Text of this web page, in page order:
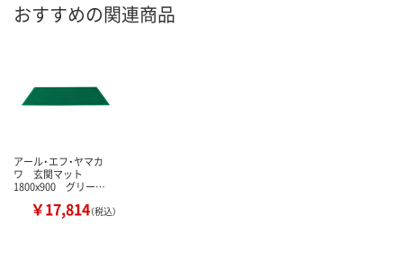
おすすめの関連商品
アール・エフ・ヤマカ
ワ 玄関マット
1800x900 グリー…
￥17,814（税込）